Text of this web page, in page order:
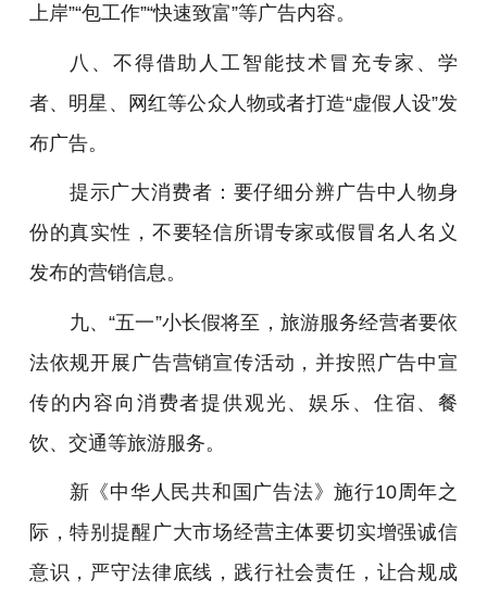
上岸”“包工作”“快速致富”等广告内容。
八、不得借助人工智能技术冒充专家、学
者、明星、网红等公众人物或者打造“虚假人设”发
布广告。
提示广大消费者：要仔细分辨广告中人物身
份的真实性，不要轻信所谓专家或假冒名人名义
发布的营销信息。
九、“五一”小长假将至，旅游服务经营者要依
法依规开展广告营销宣传活动，并按照广告中宣
传的内容向消费者提供观光、娱乐、住宿、餐
饮、交通等旅游服务。
新《中华人民共和国广告法》施行10周年之
际，特别提醒广大市场经营主体要切实增强诚信
意识，严守法律底线，践行社会责任，让合规成